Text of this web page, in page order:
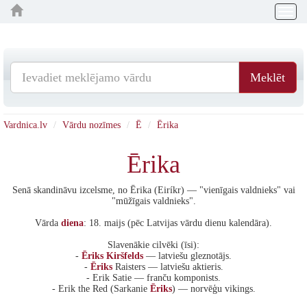
Meklēt
Vardnica.lv Vārdu nozīmes Ē Ērika
Ērika
Senā skandināvu izcelsme, no Ērika (Eiríkr) — "vienīgais valdnieks" vai
"mūžīgais valdnieks".
Vārda diena: 18. maijs (pēc Latvijas vārdu dienu kalendāra).
Slavenākie cilvēki (īsi):
- Ēriks Kiršfelds — latviešu gleznotājs.
- ĒriksRaisters — latviešu aktieris.
- Erik Satie — franču komponists.
- Erik the Red (Sarkanie Ēriks) — norvēģu vikings.